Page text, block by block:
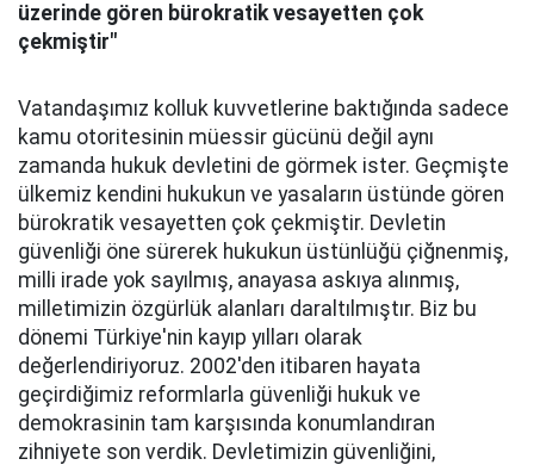
üzerinde gören bürokratik vesayetten çok
çekmiştir"
Vatandaşımız kolluk kuvvetlerine baktığında sadece
kamu otoritesinin müessir gücünü değil aynı
zamanda hukuk devletini de görmek ister. Geçmişte
ülkemiz kendini hukukun ve yasaların üstünde gören
bürokratik vesayetten çok çekmiştir. Devletin
güvenliği öne sürerek hukukun üstünlüğü çiğnenmiş,
milli irade yok sayılmış, anayasa askıya alınmış,
milletimizin özgürlük alanları daraltılmıştır. Biz bu
dönemi Türkiye'nin kayıp yılları olarak
değerlendiriyoruz. 2002'den itibaren hayata
geçirdiğimiz reformlarla güvenliği hukuk ve
demokrasinin tam karşısında konumlandıran
zihniyete son verdik. Devletimizin güvenliğini,